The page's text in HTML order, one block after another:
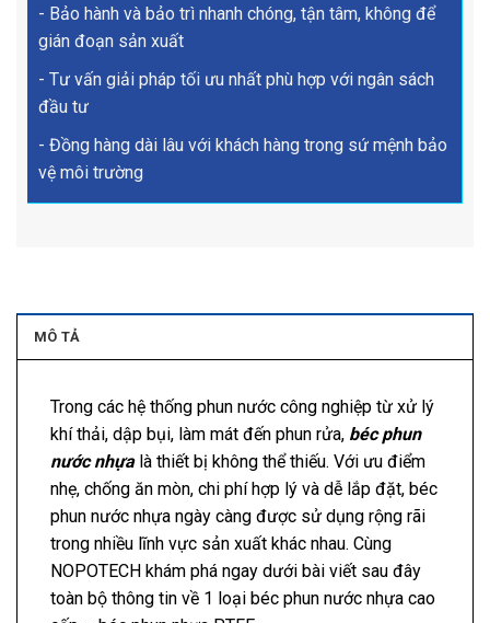
- Bảo hành và bảo trì nhanh chóng, tận tâm, không để
gián đoạn sản xuất
- Tư vấn giải pháp tối ưu nhất phù hợp với ngân sách
đầu tư
- Đồng hàng dài lâu với khách hàng trong sứ mệnh bảo
vệ môi trường
MÔ TẢ
Trong các hệ thống phun nước công nghiệp từ xử lý
khí thải, dập bụi, làm mát đến phun rửa, béc phun
nước nhựa là thiết bị không thể thiếu. Với ưu điểm
nhẹ, chống ăn mòn, chi phí hợp lý và dễ lắp đặt, béc
phun nước nhựa ngày càng được sử dụng rộng rãi
trong nhiều lĩnh vực sản xuất khác nhau. Cùng
NOPOTECH khám phá ngay dưới bài viết sau đây
toàn bộ thông tin về 1 loại béc phun nước nhựa cao